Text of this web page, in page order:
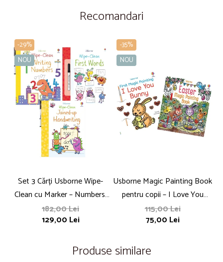
Recomandari
-29%
NOU
Set 3 Cărți Usborne Wipe-
Clean cu Marker – Numbers,
Words, Handwriting pentru
Copii
182,00 Lei
129,00 Lei
-35%
NOU
Usborne Magic Painting Book
pentru copii – I Love You
Bunny / Easter Magic
Painting
115,00 Lei
75,00 Lei
Produse similare